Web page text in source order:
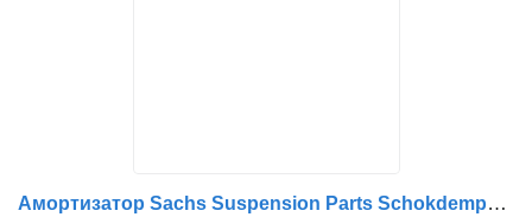
Амортизатор Sachs Suspension Parts Schokdemper voor MB MP4 9603238700 для грузовика